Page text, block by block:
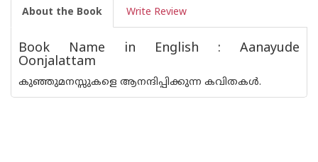
About the Book Write Review
Book Name in English : Aanayude
Oonjalattam
കുഞ്ഞുമനസ്സുകളെ ആനന്ദിപ്പിക്കുന്ന കവിതകള്‍.